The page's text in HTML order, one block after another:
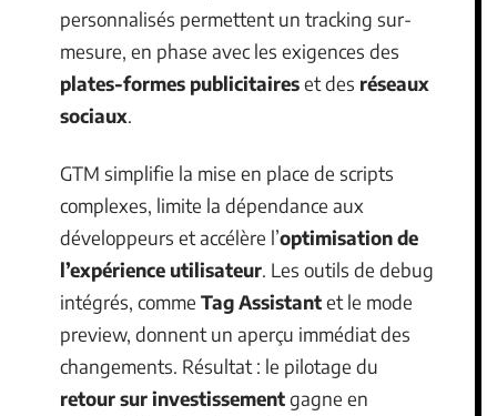
personnalisés permettent un tracking sur-
mesure, en phase avec les exigences des
plates-formes publicitaireset des réseaux
sociaux.
GTM simplifie la mise en place de scripts
complexes, limite la dépendance aux
développeurs et accélère l’optimisation de
l’expérience utilisateur. Les outils de debug
intégrés, comme Tag Assistantet le mode
preview, donnent un aperçu immédiat des
changements. Résultat : le pilotage du
retour sur investissementgagne en